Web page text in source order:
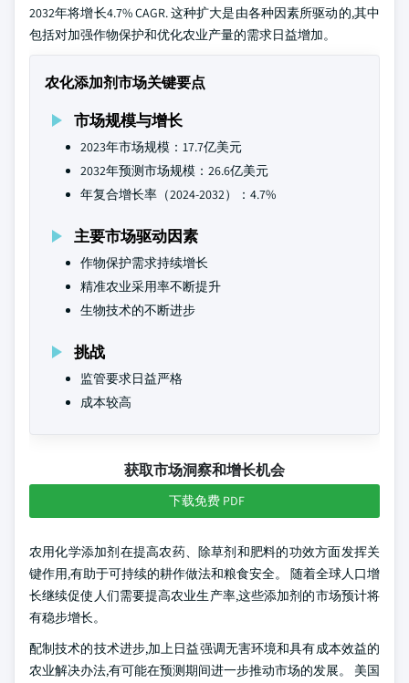
2032年将增长4.7% CAGR. 这种扩大是由各种因素所驱动的,其中
包括对加强作物保护和优化农业产量的需求日益增加。
农化添加剂市场关键要点
市场规模与增长
2023年市场规模：17.7亿美元
2032年预测市场规模：26.6亿美元
年复合增长率（2024-2032）：4.7%
主要市场驱动因素
作物保护需求持续增长
精准农业采用率不断提升
生物技术的不断进步
挑战
监管要求日益严格
成本较高
获取市场洞察和增长机会
下载免费 PDF
农用化学添加剂在提高农药、除草剂和肥料的功效方面发挥关
键作用,有助于可持续的耕作做法和粮食安全。 随着全球人口增
长继续促使人们需要提高农业生产率,这些添加剂的市场预计将
有稳步增长。
配制技术的技术进步,加上日益强调无害环境和具有成本效益的
农业解决办法,有可能在预测期间进一步推动市场的发展。 美国